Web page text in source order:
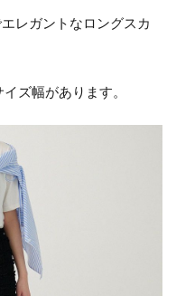
レガントなロングスカ
ズ幅があります。